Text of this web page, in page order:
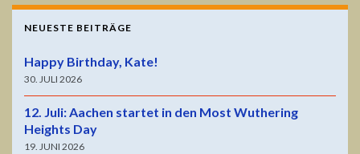
NEUESTE BEITRÄGE
Happy Birthday, Kate!
30. JULI 2026
12. Juli: Aachen startet in den Most Wuthering
Heights Day
19. JUNI 2026